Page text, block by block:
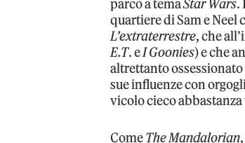
parco a temaStar Wars.
quartiere di Sam e Neel
L’extraterrestre, che
E.T. eI Goonies) e che
altrettanto
sue influenze con
vicolo cieco
ComeThe Mandalorian